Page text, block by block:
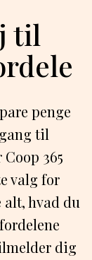
til
penge
til
365
valg for
hvad du
dig